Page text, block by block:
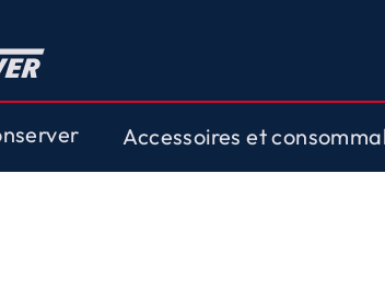
Accessoires et